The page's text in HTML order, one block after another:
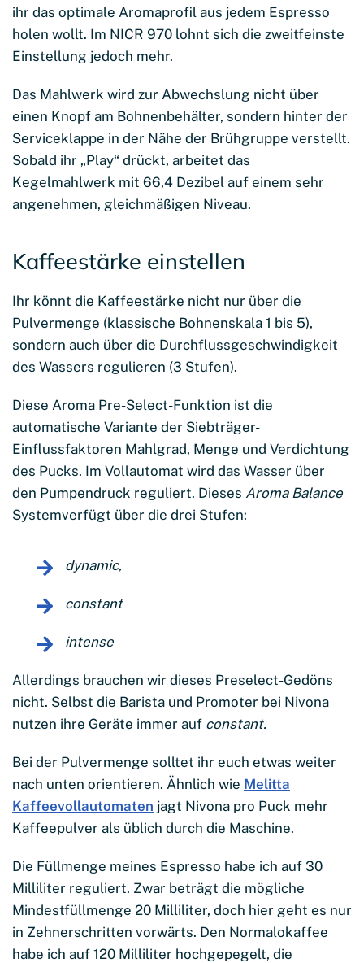
ihr das optimale Aromaprofil aus jedem Espresso
holen wollt. Im NICR 970 lohnt sich die zweitfeinste
Einstellung jedoch mehr.
Das Mahlwerk wird zur Abwechslung nicht über
einen Knopf am Bohnenbehälter, sondern hinter der
Serviceklappe in der Nähe der Brühgruppe verstellt.
Sobald ihr „Play“ drückt, arbeitet das
Kegelmahlwerk mit 66,4 Dezibel auf einem sehr
angenehmen, gleichmäßigen Niveau.
Kaffeestärke einstellen
Ihr könnt die Kaffeestärke nicht nur über die
Pulvermenge (klassische Bohnenskala 1 bis 5),
sondern auch über die Durchflussgeschwindigkeit
des Wassers regulieren (3 Stufen).
Diese Aroma Pre-Select-Funktion ist die
automatische Variante der Siebträger-
Einflussfaktoren Mahlgrad, Menge und Verdichtung
des Pucks. Im Vollautomat wird das Wasser über
den Pumpendruck reguliert. Dieses Aroma Balance
Systemverfügt über die drei Stufen:
dynamic,
constant
intense
Allerdings brauchen wir dieses Preselect-Gedöns
nicht. Selbst die Barista und Promoter bei Nivona
nutzen ihre Geräte immer auf constant.
Bei der Pulvermenge solltet ihr euch etwas weiter
nach unten orientieren. Ähnlich wie Melitta
Kaffeevollautomaten jagt Nivona pro Puck mehr
Kaffeepulver als üblich durch die Maschine.
Die Füllmenge meines Espresso habe ich auf 30
Milliliter reguliert. Zwar beträgt die mögliche
Mindestfüllmenge 20 Milliliter, doch hier geht es nur
in Zehnerschritten vorwärts. Den Normalokaffee
habe ich auf 120 Milliliter hochgepegelt, die